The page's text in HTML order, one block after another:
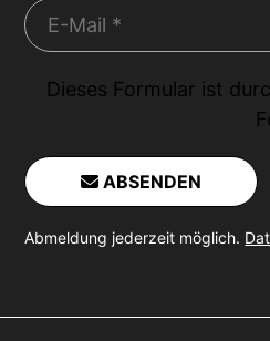
Dieses Formular ist
ABSENDEN
Abmeldung jederzeit möglich.